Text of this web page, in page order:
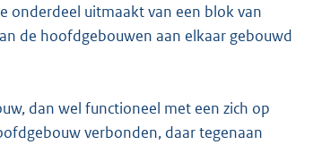
onderdeel uitmaakt van een blok van
de hoofdgebouwen aan elkaar gebouwd
dan wel functioneel met een zich op
verbonden, daar tegenaan